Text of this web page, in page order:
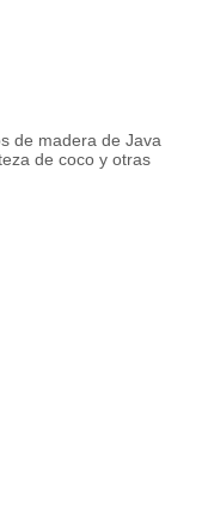
de madera de Java
de coco y otras